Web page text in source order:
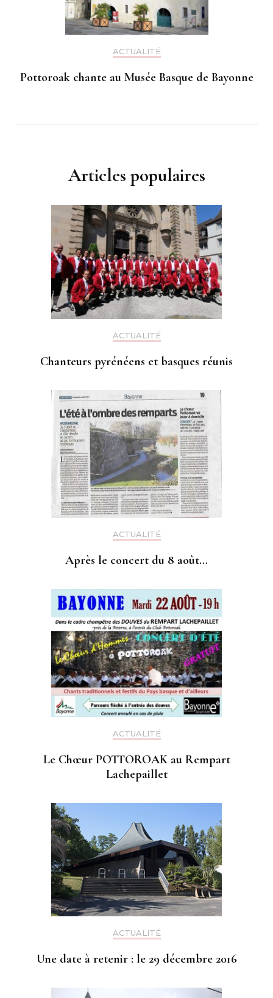
ACTUALITÉ
Pottoroak chante au Musée Basque de Bayonne
Articles populaires
ACTUALITÉ
Chanteurs pyrénéens et basques réunis
ACTUALITÉ
Après le concert du 8 août…
ACTUALITÉ
Le Chœur POTTOROAK au Rempart
Lachepaillet
ACTUALITÉ
Une date à retenir : le 29 décembre 2016